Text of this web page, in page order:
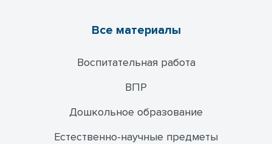
Все материалы
Воспитательная работа
ВПР
Дошкольное образование
Естественно-научные предметы